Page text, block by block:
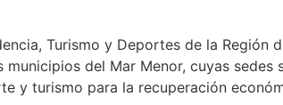
Turismo y Deportes de la
del Mar Menor, cuyas
y turismo para la recuperación